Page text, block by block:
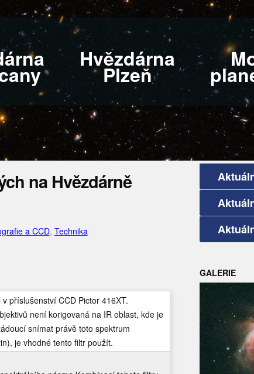
Hvězdárna
Plzeň
na Hvězdárně
a CCD, Technika
příslušenství CCD Pictor 416XT.
není korigovaná na IR oblast, kde je
snímat právě toto spektrum
je vhodné tento filtr použít.
GALERIE